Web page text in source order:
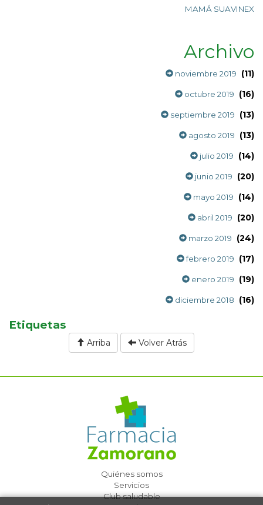
MAMÁ SUAVINEX
Archivo
noviembre 2019 (11)
octubre 2019 (16)
septiembre 2019 (13)
agosto 2019 (13)
julio 2019 (14)
junio 2019 (20)
mayo 2019 (14)
abril 2019 (20)
marzo 2019 (24)
febrero 2019 (17)
enero 2019 (19)
diciembre 2018 (16)
Etiquetas
Arriba Volver Atrás
Quiénes somos
Servicios
Club saludable